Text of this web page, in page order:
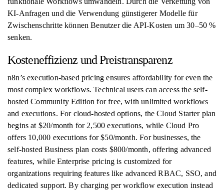
KI-Anfragen und die Verwendung günstigerer Modelle für
Zwischenschritte können Benutzer die API-Kosten um 30–50 %
senken.
Kosteneffizienz und Preistransparenz
n8n’s execution-based pricing ensures affordability for even the
most complex workflows. Technical users can access the self-
hosted Community Edition for free, with unlimited workflows
and executions. For cloud-hosted options, the Cloud Starter plan
begins at $20/month for 2,500 executions, while Cloud Pro
offers 10,000 executions for $50/month. For businesses, the
self-hosted Business plan costs $800/month, offering advanced
features, while Enterprise pricing is customized for
organizations requiring features like advanced RBAC, SSO, and
dedicated support. By charging per workflow execution instead